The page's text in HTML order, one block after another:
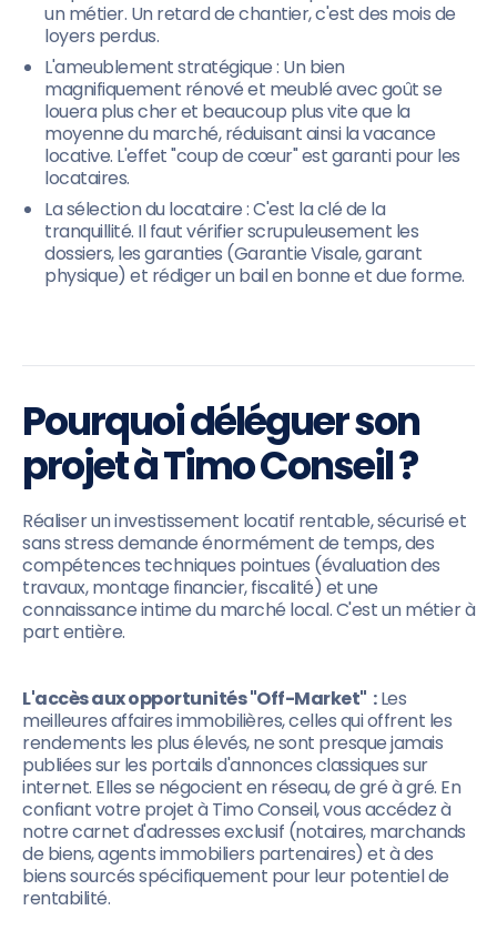
un métier. Un retard de chantier, c'est des mois de
loyers perdus.
L'ameublement stratégique : Un bien
magnifiquement rénové et meublé avec goût se
louera plus cher et beaucoup plus vite que la
moyenne du marché, réduisant ainsi la vacance
locative. L'effet "coup de cœur" est garanti pour les
locataires.
La sélection du locataire : C'est la clé de la
tranquillité. Il faut vérifier scrupuleusement les
dossiers, les garanties (Garantie Visale, garant
physique) et rédiger un bail en bonne et due forme.
Pourquoi déléguer son
projet à Timo Conseil ?
Réaliser un investissement locatif rentable, sécurisé et
sans stress demande énormément de temps, des
compétences techniques pointues (évaluation des
travaux, montage financier, fiscalité) et une
connaissance intime du marché local. C'est un métier à
part entière.
L'accès aux opportunités "Off-Market" :Les
meilleures affaires immobilières, celles qui offrent les
rendements les plus élevés, ne sont presque jamais
publiées sur les portails d'annonces classiques sur
internet. Elles se négocient en réseau, de gré à gré. En
confiant votre projet à Timo Conseil, vous accédez à
notre carnet d'adresses exclusif (notaires, marchands
de biens, agents immobiliers partenaires) et à des
biens sourcés spécifiquement pour leur potentiel de
rentabilité.